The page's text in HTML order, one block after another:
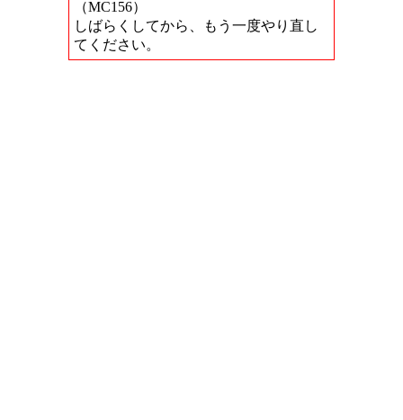
（MC156）
しばらくしてから、もう一度やり直し
てください。